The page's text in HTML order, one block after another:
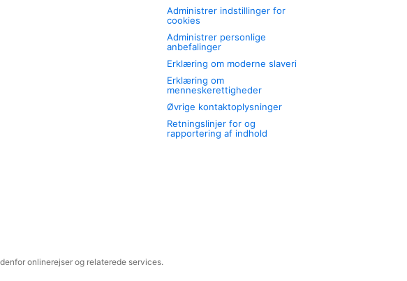
Administrer indstillinger for
cookies
Administrer personlige
anbefalinger
Erklæring om moderne slaveri
Erklæring om
menneskerettigheder
Øvrige kontaktoplysninger
Retningslinjer for og
rapportering af indhold
onlinerejser og relaterede services.